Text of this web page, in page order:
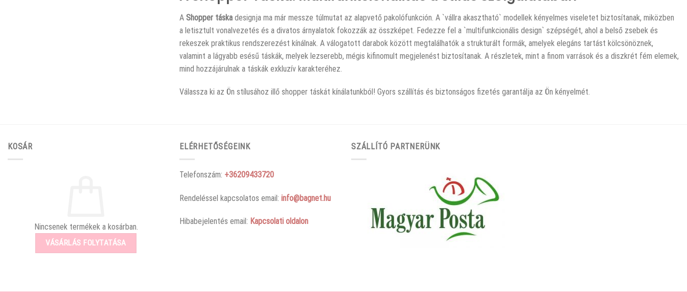
A Shopper táska designja ma már messze túlmutat az alapvető pakolófunkción. A `vállra akasztható` modellek kényelmes viseletet biztosítanak, miközben
a letisztult vonalvezetés és a divatos árnyalatok fokozzák az összképet. Fedezze fel a `multifunkcionális design` szépségét, ahol a belső zsebek és
rekeszek praktikus rendszerezést kínálnak. A válogatott darabok között megtalálhatók a strukturált formák, amelyek elegáns tartást kölcsönöznek,
valamint a lágyabb esésű táskák, melyek lezserebb, mégis kifinomult megjelenést biztosítanak. A részletek, mint a finom varrások és a diszkrét fém elemek,
mind hozzájárulnak a táskák exkluzív karakteréhez.
Válassza ki az Ön stílusához illő shopper táskát kínálatunkból! Gyors szállítás és biztonságos fizetés garantálja az Ön kényelmét.
KOSÁR
Nincsenek termékek a kosárban.
VÁSÁRLÁS FOLYTATÁSA
ELÉRHETŐSÉGEINK
Telefonszám: +36209433720
Rendeléssel kapcsolatos email: info@bagnet.hu
Hibabejelentés email: Kapcsolati oldalon
SZÁLLÍTÓ PARTNERÜNK